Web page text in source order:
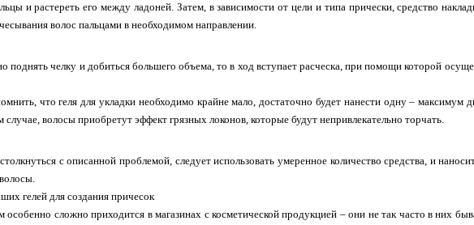
и растереть его между ладоней. Затем, в зависимости от цели и типа прически, средство
волос пальцами в необходимом направлении.
поднять челку и добиться большего объема, то в ход вступает расческа, при помощи которой
что геля для укладки необходимо крайне мало, достаточно будет нанести одну –
случае, волосы приобретут эффект грязных локонов, которые будут непривлекательно торчать.
с описанной проблемой, следует использовать умеренное количество средства, и
гелей для создания причесок
сложно приходится в магазинах с косметической продукцией – они не так часто в них